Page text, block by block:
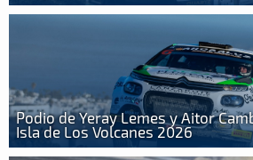
Podio de Yeray Lemes y Aitor
Isla de Los Volcanes 2026